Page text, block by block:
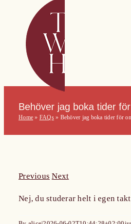
Behöver jag boka tider
Home » FAQs» Behöver jag boka tider för
Previous Next
Nej, du studerar helt i egen